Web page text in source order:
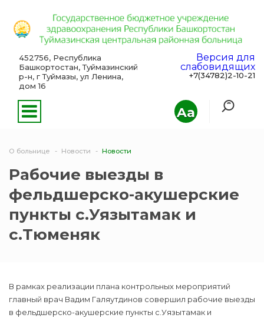
Aa
452756, Республика
Башкортостан, Туймазинский
р-н, г Туймазы, ул Ленина,
дом 16
Версия для
слабовидящих
+7(34782)2-10-21
О больнице Новости Новости
Рабочие выезды в
фельдшерско-акушерские
пункты с.Уязытамак и
с.Тюменяк
В рамках реализации плана контрольных мероприятий
главный врач Вадим Галяутдинов совершил рабочие выезды
в фельдшерско-акушерские пункты с.Уязытамак и